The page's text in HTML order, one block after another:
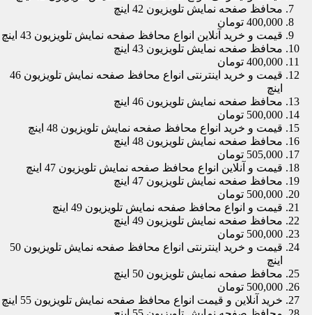
محافظ صفحه نمایش تلویزیون 42 اینچ
400,000 تومان
قیمت و خرید آنلاین انواع محافظ صفحه نمایش تلویزیون 43 اینچ
محافظ صفحه نمایش تلویزیون 43 اینچ
400,000 تومان
قیمت و خرید اینترنتی انواع محافظ صفحه نمایش تلویزیون 46
اینچ
محافظ صفحه نمایش تلویزیون 46 اینچ
500,000 تومان
قیمت و خرید انواع محافظ صفحه نمایش تلویزیون 48 اینچ
محافظ صفحه نمایش تلویزیون 48 اینچ
505,000 تومان
قیمت و آنلاین انواع محافظ صفحه نمایش تلویزیون 47 اینچ
محافظ صفحه نمایش تلویزیون 47 اینچ
500,000 تومان
قیمت و انواع محافظ صفحه نمایش تلویزیون 49 اینچ
محافظ صفحه نمایش تلویزیون 49 اینچ
500,000 تومان
قیمت و خرید اینترنتی انواع محافظ صفحه نمایش تلویزیون 50
اینچ
محافظ صفحه نمایش تلویزیون 50 اینچ
500,000 تومان
خرید آنلاین و قیمت انواع محافظ صفحه نمایش تلویزیون 55 اینچ